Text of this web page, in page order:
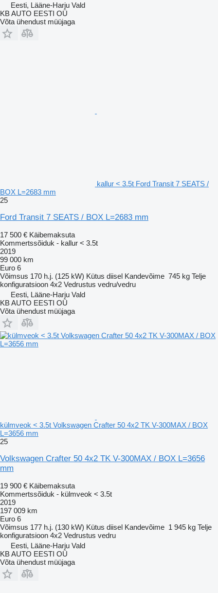
Eesti, Lääne-Harju Vald
KB AUTO EESTI OÜ
Võta ühendust müüjaga
kallur < 3.5t Ford Transit 7 SEATS /
BOX L=2683 mm
25
Ford Transit 7 SEATS / BOX L=2683 mm
17 500 € Käibemaksuta
Kommertssõiduk - kallur < 3.5t
2019
99 000 km
Euro 6
Võimsus 170 h.j. (125 kW) Kütus diisel Kandevõime 745 kg Telje
konfiguratsioon 4x2 Vedrustus vedru/vedru
Eesti, Lääne-Harju Vald
KB AUTO EESTI OÜ
Võta ühendust müüjaga
külmveok < 3.5t Volkswagen Crafter 50 4x2 TK V-300MAX / BOX
L=3656 mm
25
Volkswagen Crafter 50 4x2 TK V-300MAX / BOX L=3656
mm
19 900 € Käibemaksuta
Kommertssõiduk - külmveok < 3.5t
2019
197 009 km
Euro 6
Võimsus 177 h.j. (130 kW) Kütus diisel Kandevõime 1 945 kg Telje
konfiguratsioon 4x2 Vedrustus vedru
Eesti, Lääne-Harju Vald
KB AUTO EESTI OÜ
Võta ühendust müüjaga